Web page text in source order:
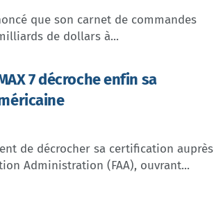
que son carnet de commandes
de dollars à...
7 décroche enfin sa
de décrocher sa certification auprès
Administration (FAA), ouvrant...